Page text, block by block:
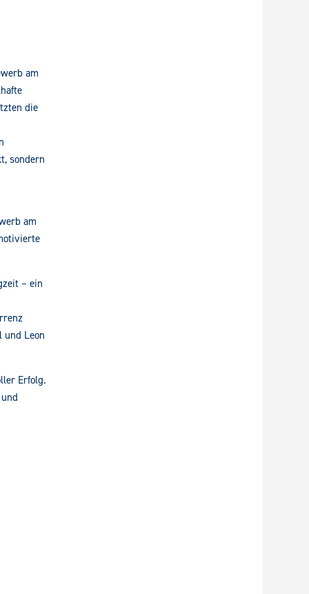
am
die
sondern
am
– ein
und Leon
Erfolg.